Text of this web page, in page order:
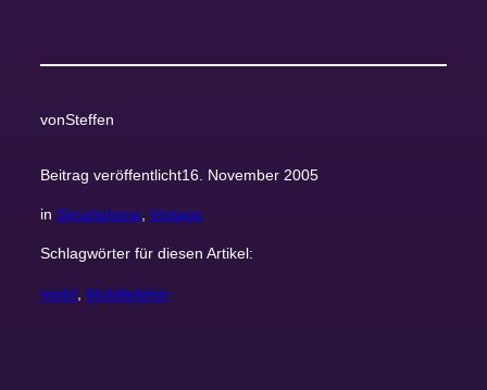
vonSteffen
Beitrag veröffentlicht16. November 2005
in Smartphone Vintage
Schlagwörter für diesen Artikel:
mobil, Mobiltelefon